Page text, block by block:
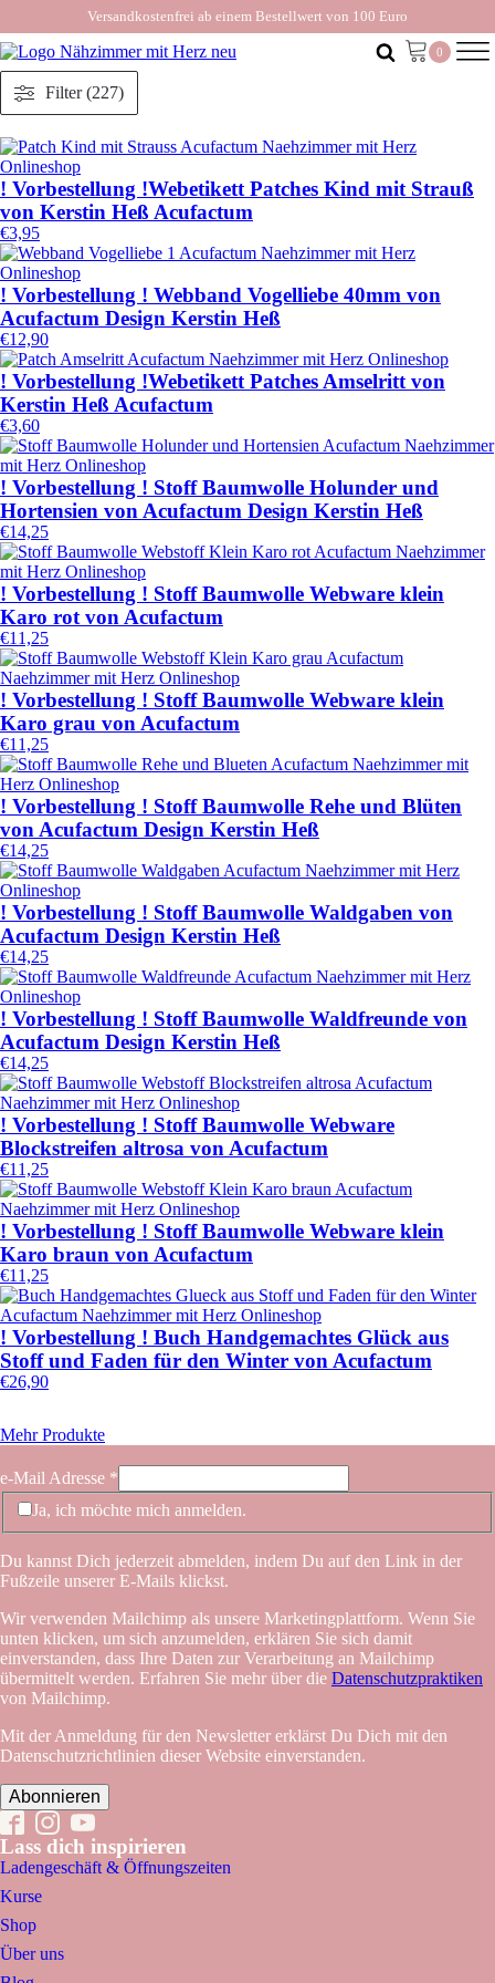
Versandkostenfrei ab einem Bestellwert von 100 Euro
Filter (227)
! Vorbestellung !Webetikett Patches Kind mit Strauß
von Kerstin Heß Acufactum
€3,95
! Vorbestellung ! Webband Vogelliebe 40mm von
Acufactum Design Kerstin Heß
€12,90
! Vorbestellung !Webetikett Patches Amselritt von
Kerstin Heß Acufactum
€3,60
! Vorbestellung ! Stoff Baumwolle Holunder und
Hortensien von Acufactum Design Kerstin Heß
€14,25
! Vorbestellung ! Stoff Baumwolle Webware klein
Karo rot von Acufactum
€11,25
! Vorbestellung ! Stoff Baumwolle Webware klein
Karo grau von Acufactum
€11,25
! Vorbestellung ! Stoff Baumwolle Rehe und Blüten
von Acufactum Design Kerstin Heß
€14,25
! Vorbestellung ! Stoff Baumwolle Waldgaben von
Acufactum Design Kerstin Heß
€14,25
! Vorbestellung ! Stoff Baumwolle Waldfreunde von
Acufactum Design Kerstin Heß
€14,25
! Vorbestellung ! Stoff Baumwolle Webware
Blockstreifen altrosa von Acufactum
€11,25
! Vorbestellung ! Stoff Baumwolle Webware klein
Karo braun von Acufactum
€11,25
! Vorbestellung ! Buch Handgemachtes Glück aus
Stoff und Faden für den Winter von Acufactum
€26,90
Mehr Produkte
e-Mail Adresse *
Ja, ich möchte mich anmelden.
Du kannst Dich jederzeit abmelden, indem Du auf den Link in der
Fußzeile unserer E-Mails klickst.
Wir verwenden Mailchimp als unsere Marketingplattform. Wenn Sie
unten klicken, um sich anzumelden, erklären Sie sich damit
einverstanden, dass Ihre Daten zur Verarbeitung an Mailchimp
übermittelt werden. Erfahren Sie mehr über die Datenschutzpraktiken
von Mailchimp.
Mit der Anmeldung für den Newsletter erklärst Du Dich mit den
Datenschutzrichtlinien dieser Website einverstanden.
Lass dich inspirieren
Ladengeschäft & Öffnungszeiten
Kurse
Shop
Über uns